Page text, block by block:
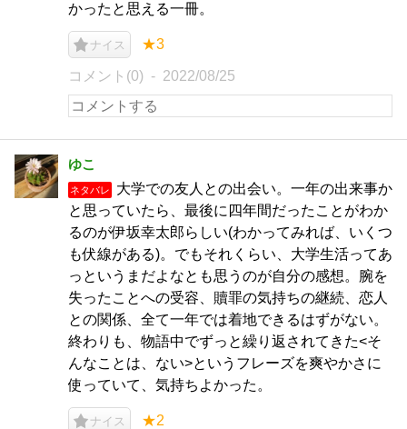
かったと思える一冊。
ナイス ★3
コメント(0) 2022/08/25
ゆこ
ネタバレ
大学での友人との出会い。一年の出来事か
と思っていたら、最後に四年間だったことがわか
るのが伊坂幸太郎らしい(わかってみれば、いくつ
も伏線がある)。でもそれくらい、大学生活ってあ
っというまだよなとも思うのが自分の感想。腕を
失ったことへの受容、贖罪の気持ちの継続、恋人
との関係、全て一年では着地できるはずがない。
終わりも、物語中でずっと繰り返されてきた<そ
んなことは、ない>というフレーズを爽やかさに
使っていて、気持ちよかった。
ナイス ★2